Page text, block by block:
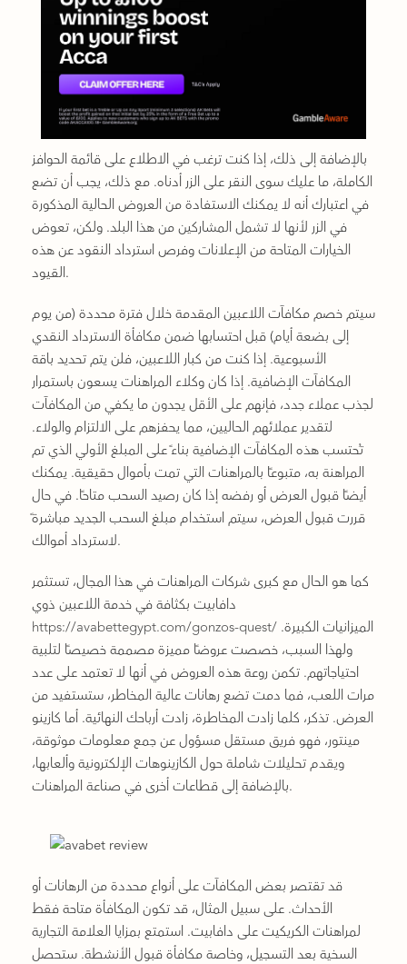
بالإضافة إلى ذلك، إذا كنت ترغب في الاطلاع على قائمة الحوافز
الكاملة، ما عليك سوى النقر على الزر أدناه. مع ذلك، يجب أن تضع
في اعتبارك أنه لا يمكنك الاستفادة من العروض الحالية المذكورة
في الزر لأنها لا تشمل المشاركين من هذا البلد. ولكن، تعوض
الخيارات المتاحة من الإعلانات وفرص استرداد النقود عن هذه
القيود.
سيتم خصم مكافآت اللاعبين المقدمة خلال فترة محددة (من يوم
إلى بضعة أيام) قبل احتسابها ضمن مكافأة الاسترداد النقدي
الأسبوعية. إذا كنت من كبار اللاعبين، فلن يتم تحديد باقة
المكافآت الإضافية. إذا كان وكلاء المراهنات يسعون باستمرار
لجذب عملاء جدد، فإنهم على الأقل يجدون ما يكفي من المكافآت
لتقدير عملائهم الحاليين، مما يحفزهم على الالتزام والولاء.
تُحتسب هذه المكافآت الإضافية بناءً على المبلغ الأولي الذي تم
المراهنة به، متبوعًا بالمراهنات التي تمت بأموال حقيقية. يمكنك
أيضًا قبول العرض أو رفضه إذا كان رصيد السحب متاحًا. في حال
قررت قبول العرض، سيتم استخدام مبلغ السحب الجديد مباشرةً
لاسترداد أموالك.
كما هو الحال مع كبرى شركات المراهنات في هذا المجال، تستثمر
دافابيت بكثافة في خدمة اللاعبين ذوي
https://avabettegypt.com/gonzos-quest/
ولهذا السبب، خصصت عروضًا مميزة مصممة خصيصًا لتلبية
احتياجاتهم. تكمن روعة هذه العروض في أنها لا تعتمد على عدد
مرات اللعب، فما دمت تضع رهانات عالية المخاطر، ستستفيد من
العرض. تذكر، كلما زادت المخاطرة، زادت أرباحك النهائية. أما كازينو
مينتور، فهو فريق مستقل مسؤول عن جمع معلومات موثوقة،
ويقدم تحليلات شاملة حول الكازينوهات الإلكترونية وألعابها،
بالإضافة إلى قطاعات أخرى في صناعة المراهنات.
قد تقتصر بعض المكافآت على أنواع محددة من الرهانات أو
الأحداث. على سبيل المثال، قد تكون المكافأة متاحة فقط
لمراهنات الكريكيت على دافابيت. استمتع بمزايا العلامة التجارية
السخية بعد التسجيل، وخاصة مكافأة قبول الأنشطة. ستحصل